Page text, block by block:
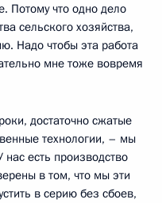
Потому что одно дело
сельского хозяйства,
Надо чтобы эта работа
мне тоже вовремя
достаточно сжатые
технологии, – мы
есть производство
в том, что мы эти
в серию без сбоев,